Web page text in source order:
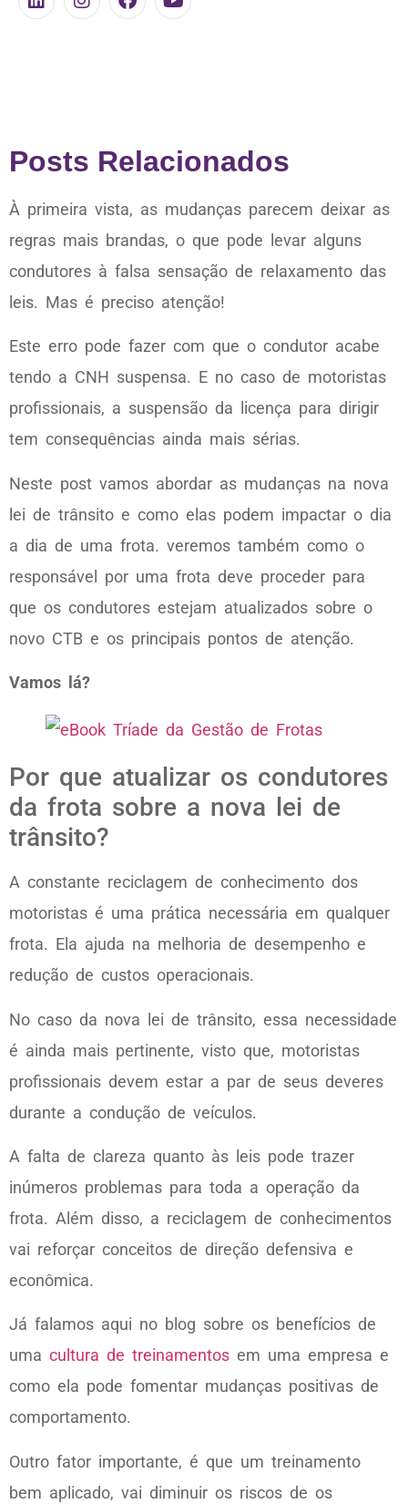
Posts Relacionados
À primeira vista, as mudanças parecem deixar as
regras mais brandas, o que pode levar alguns
condutores à falsa sensação de relaxamento das
leis. Mas é preciso atenção!
Este erro pode fazer com que o condutor acabe
tendo a CNH suspensa. E no caso de motoristas
profissionais, a suspensão da licença para dirigir
tem consequências ainda mais sérias.
Neste post vamos abordar as mudanças na nova
lei de trânsito e como elas podem impactar o dia
a dia de uma frota. veremos também como o
responsável por uma frota deve proceder para
que os condutores estejam atualizados sobre o
novo CTB e os principais pontos de atenção.
Vamos lá?
Por que atualizar os condutores
da frota sobre a nova lei de
trânsito?
A constante reciclagem de conhecimento dos
motoristas é uma prática necessária em qualquer
frota. Ela ajuda na melhoria de desempenho e
redução de custos operacionais.
No caso da nova lei de trânsito, essa necessidade
é ainda mais pertinente, visto que, motoristas
profissionais devem estar a par de seus deveres
durante a condução de veículos.
A falta de clareza quanto às leis pode trazer
inúmeros problemas para toda a operação da
frota. Além disso, a reciclagem de conhecimentos
vai reforçar conceitos de direção defensiva e
econômica.
Já falamos aqui no blog sobre os benefícios de
uma cultura de treinamentos em uma empresa e
como ela pode fomentar mudanças positivas de
comportamento.
Outro fator importante, é que um treinamento
bem aplicado, vai diminuir os riscos de os